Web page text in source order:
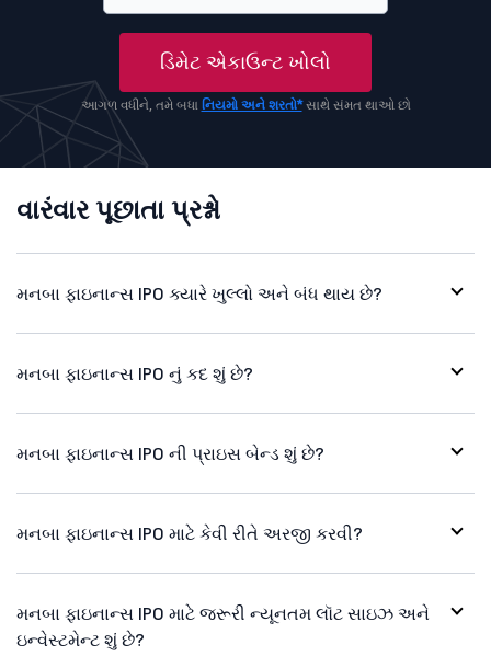
ડિમેટ એકાઉન્ટ ખોલો
આગળ વધીને, તમે બધા નિયમો અને શરતો*સાથે સંમત થાઓ છો
વારંવાર પૂછાતા પ્રશ્નો
મનબા ફાઇનાન્સ IPO ક્યારે ખુલ્લો અને બંધ થાય છે?
મનબા ફાઇનાન્સ IPO નું કદ શું છે?
મનબા ફાઇનાન્સ IPO ની પ્રાઇસ બેન્ડ શું છે?
મનબા ફાઇનાન્સ IPO માટે કેવી રીતે અરજી કરવી?
મનબા ફાઇનાન્સ IPO માટે જરૂરી ન્યૂનતમ લૉટ સાઇઝ અને
ઇન્વેસ્ટમેન્ટ શું છે?